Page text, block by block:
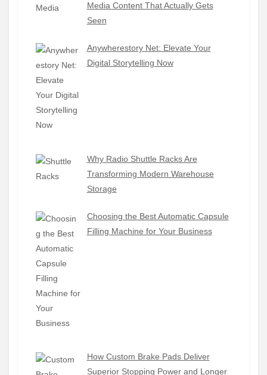
Media Content That Actually Gets
Seen
Anywherestory Net: Elevate Your
Digital Storytelling Now
Why Radio Shuttle Racks Are
Transforming Modern Warehouse
Storage
Choosing the Best Automatic Capsule
Filling Machine for Your Business
How Custom Brake Pads Deliver
Superior Stopping Power and Longer